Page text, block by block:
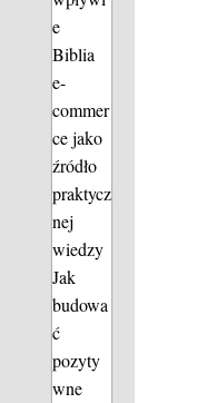
e
Biblia
e-
commer
ce jako
źródło
praktycz
nej
wiedzy
Jak
budowa
ć
pozyty
wne